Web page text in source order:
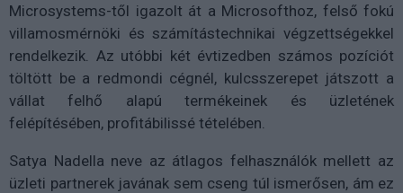
Microsystems-től igazolt át a Microsofthoz, felső fokú
villamosmérnöki és számítástechnikai végzettségekkel
rendelkezik. Az utóbbi két évtizedben számos pozíciót
töltött be a redmondi cégnél, kulcsszerepet játszott a
vállat felhő alapú termékeinek és üzletének
felépítésében, profitábilissé tételében.
Satya Nadella neve az átlagos felhasználók mellett az
üzleti partnerek javának sem cseng túl ismerősen, ám ez